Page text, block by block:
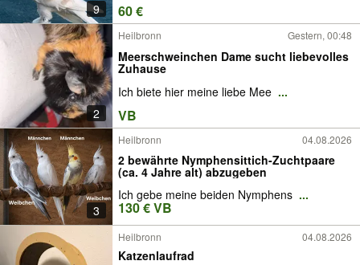
9 60 €
2
Heilbronn Gestern, 00:48
Meerschweinchen Dame sucht liebevolles
Zuhause
Ich biete hier meine liebe Mee ...
VB
3
Heilbronn 04.08.2026
2 bewährte Nymphensittich-Zuchtpaare
(ca. 4 Jahre alt) abzugeben
Ich gebe meine beiden Nymphens ...
130 € VB
Heilbronn 04.08.2026
Katzenlaufrad